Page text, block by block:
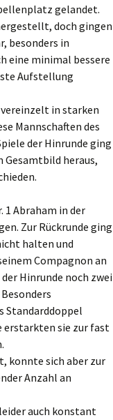
gelandet.
doch gingen
besonders in
eine minimal bessere
Aufstellung
in starken
Mannschaften des
der Hinrunde ging
Gesamtbild heraus,
1 Abraham in der
Zur Rückrunde ging
halten und
Compagnon an
Hinrunde noch zwei
Standarddoppel
erstarkten sie zur fast
konnte sich aber zur
Anzahl an
auch konstant